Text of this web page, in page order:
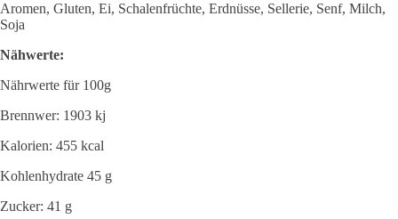
Aromen, Gluten, Ei, Schalenfrüchte, Erdnüsse, Sellerie, Senf, Milch,
Soja
Nähwerte:
Nährwerte für 100g
Brennwer: 1903 kj
Kalorien: 455 kcal
Kohlenhydrate 45 g
Zucker: 41 g